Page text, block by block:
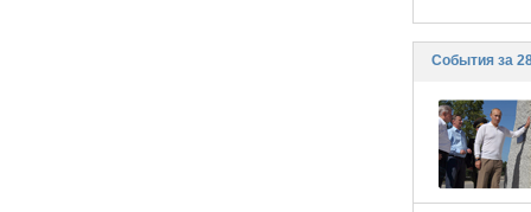
События за